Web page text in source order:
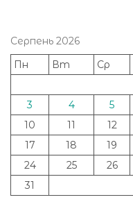
Серпень 2026
Пн
Вт Ср
3
4 5
10
11 12
17
18 19
24
25 26
31